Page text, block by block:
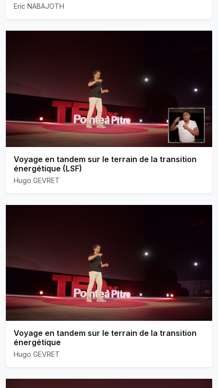
Eric NABAJOTH
Voyage en tandem sur le terrain de la transition
énergétique (LSF)
Hugo GEVRET
Voyage en tandem sur le terrain de la transition
énergétique
Hugo GEVRET